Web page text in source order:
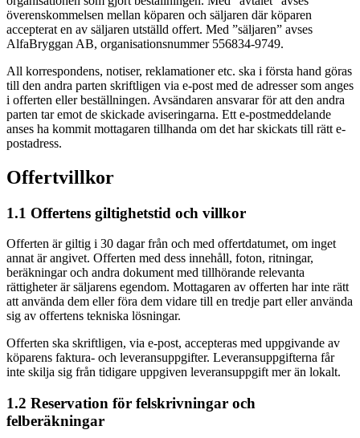
överenskommelsen mellan köparen och säljaren där köparen
accepterat en av säljaren utställd offert. Med ”säljaren” avses
AlfaBryggan AB, organisationsnummer 556834-9749.
All korrespondens, notiser, reklamationer etc. ska i första hand göras
till den andra parten skriftligen via e-post med de adresser som anges
i offerten eller beställningen. Avsändaren ansvarar för att den andra
parten tar emot de skickade aviseringarna. Ett e-postmeddelande
anses ha kommit mottagaren tillhanda om det har skickats till rätt e-
postadress.
Offertvillkor
1.1 Offertens giltighetstid och villkor
Offerten är giltig i 30 dagar från och med offertdatumet, om inget
annat är angivet. Offerten med dess innehåll, foton, ritningar,
beräkningar och andra dokument med tillhörande relevanta
rättigheter är säljarens egendom. Mottagaren av offerten har inte rätt
att använda dem eller föra dem vidare till en tredje part eller använda
sig av offertens tekniska lösningar.
Offerten ska skriftligen, via e-post, accepteras med uppgivande av
köparens faktura- och leveransuppgifter. Leveransuppgifterna får
inte skilja sig från tidigare uppgiven leveransuppgift mer än lokalt.
1.2 Reservation för felskrivningar och
felberäkningar